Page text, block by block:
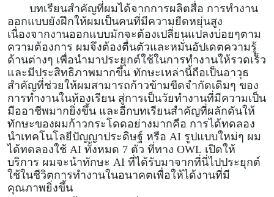
บทเรียนสำคัญที่ผมได้จากการผลิตสื่อ การทำงาน
ออกแบบยังฝึกให้ผมเป็นคนที่มีความยืดหยุ่นสูง
เนื่องจากงานออกแบบมักจะต้องเปลี่ยนแปลงบ่อยๆตาม
ความต้องการ ผมจึงต้องตื่นตัวและหมั่นอัปเดตความรู้
ด้านต่างๆ เพื่อนำมาประยุกต์ใช้ในการทำงานให้รวดเร็ว
และมีประสิทธิภาพมากขึ้น ทักษะเหล่านี้ถือเป็นอาวุธ
สำคัญที่ช่วยให้ผมสามารถก้าวข้ามขีดจำกัดเดิมๆ ของ
การทำงานในห้องเรียน สู่การเป็นวัยทำงานที่มีความเป็น
มืออาชีพมากยิ่งขึ้น และอีกบทเรียนสำคัญที่ผลักดันให้
ทักษะของผมก้าวกระโดดอย่างมากคือ การได้ทดลอง
นำเทคโนโลยีปัญญาประดิษฐ์ หรือ AI รูปแบบใหม่ๆ ผม
ได้ทดลองใช้ AI ทั้งหมด 7 ตัว ที่ทาง OWL เปิดให้
บริการ ผมจะนำทักษะ AI ที่ได้รับมาจากที่นี่ไปประยุกต์
ใช้ในชีวิตการทำงานในอนาคตเพื่อให้ได้งานที่มี
คุณภาพยิ่งขึ้น